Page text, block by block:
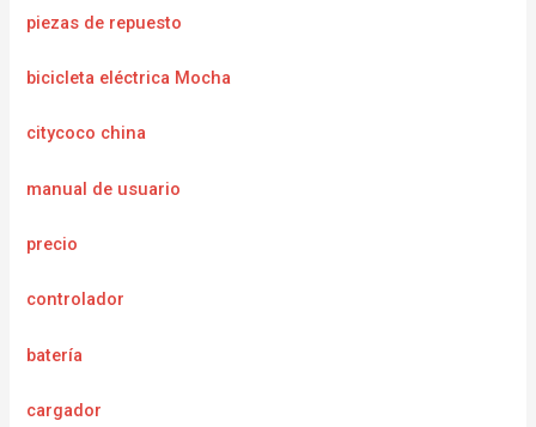
piezas de repuesto
bicicleta eléctrica Mocha
citycoco china
manual de usuario
precio
controlador
batería
cargador